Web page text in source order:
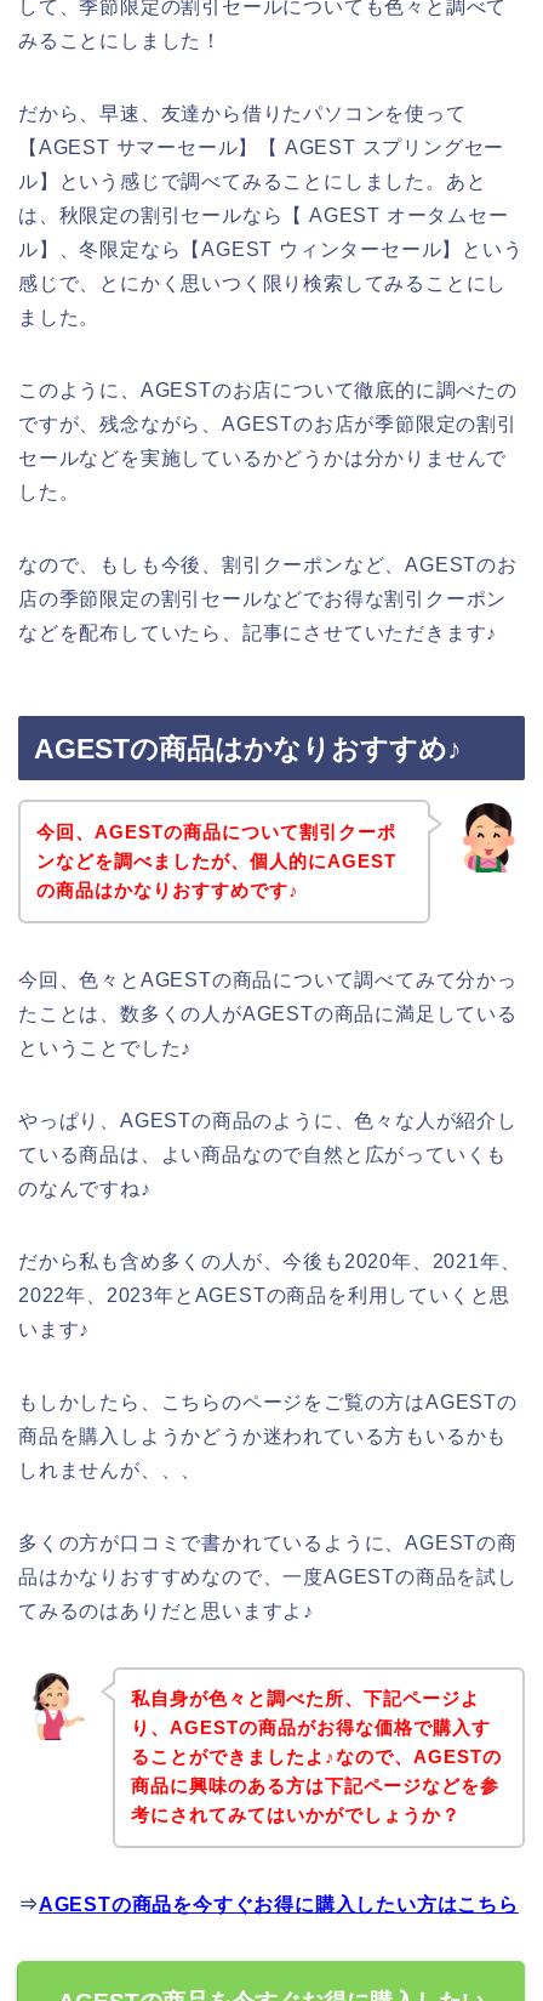
して、季節限定の割引セールについても色々と調べて
みることにしました！
だから、早速、友達から借りたパソコンを使って
【AGEST サマーセール】【 AGEST スプリングセー
ル】という感じで調べてみることにしました。あと
は、秋限定の割引セールなら【 AGEST オータムセー
ル】、冬限定なら【AGEST ウィンターセール】という
感じで、とにかく思いつく限り検索してみることにし
ました。
このように、AGESTのお店について徹底的に調べたの
ですが、残念ながら、AGESTのお店が季節限定の割引
セールなどを実施しているかどうかは分かりませんで
した。
なので、もしも今後、割引クーポンなど、AGESTのお
店の季節限定の割引セールなどでお得な割引クーポン
などを配布していたら、記事にさせていただきます♪
AGESTの商品はかなりおすすめ♪
今回、AGESTの商品について割引クーポ
ンなどを調べましたが、個人的にAGEST
の商品はかなりおすすめです♪
今回、色々とAGESTの商品について調べてみて分かっ
たことは、数多くの人がAGESTの商品に満足している
ということでした♪
やっぱり、AGESTの商品のように、色々な人が紹介し
ている商品は、よい商品なので自然と広がっていくも
のなんですね♪
だから私も含め多くの人が、今後も2020年、2021年、
2022年、2023年とAGESTの商品を利用していくと思
います♪
もしかしたら、こちらのページをご覧の方はAGESTの
商品を購入しようかどうか迷われている方もいるかも
しれませんが、、、
多くの方が口コミで書かれているように、AGESTの商
品はかなりおすすめなので、一度AGESTの商品を試し
てみるのはありだと思いますよ♪
私自身が色々と調べた所、下記ページよ
り、AGESTの商品がお得な価格で購入す
ることができましたよ♪なので、AGESTの
商品に興味のある方は下記ページなどを参
考にされてみてはいかがでしょうか？
⇒AGESTの商品を今すぐお得に購入したい方はこちら